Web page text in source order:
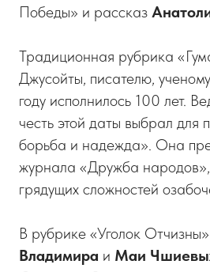
Победы» и рассказ
Традиционная рубрика
Джусойты, писателю,
году исполнилось 100 лет.
честь этой даты выбрал
борьба и надежда». Она
журнала «Дружба народов»,
грядущих сложностей
В рубрике «Уголок
Владимира и Маи